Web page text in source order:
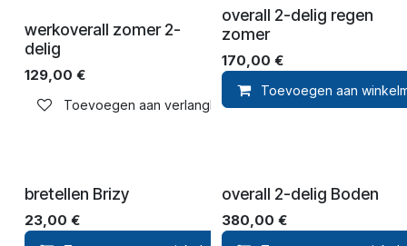
werkoverall zomer 2-
delig
129,00 €
Toevoegen aan verlanglijst
overall 2-delig regen
zomer
170,00 €
Toevoegen aan
bretellen Brizy
23,00 €
overall 2-delig Boden
380,00 €